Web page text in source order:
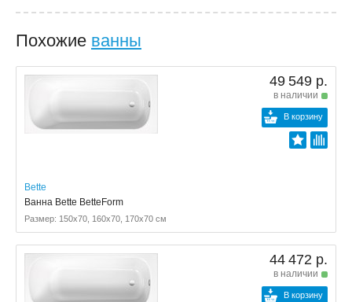
Похожие ванны
49 549 р.
в наличии
В корзину
Bette
Ванна Bette BetteForm
Размер: 150x70, 160x70, 170x70 см
44 472 р.
в наличии
В корзину